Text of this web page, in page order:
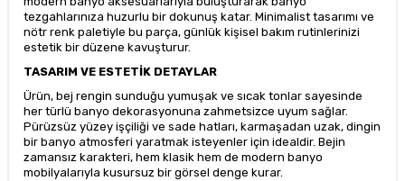
tezgahlarınıza huzurlu bir dokunuş katar. Minimalist tasarımı ve
nötr renk paletiyle bu parça, günlük kişisel bakım rutinlerinizi
estetik bir düzene kavuşturur.
TASARIM VE ESTETİK DETAYLAR
Ürün, bej rengin sunduğu yumuşak ve sıcak tonlar sayesinde
her türlü banyo dekorasyonuna zahmetsizce uyum sağlar.
Pürüzsüz yüzey işçiliği ve sade hatları, karmaşadan uzak, dingin
bir banyo atmosferi yaratmak isteyenler için idealdir. Bejin
zamansız karakteri, hem klasik hem de modern banyo
mobilyalarıyla kusursuz bir görsel denge kurar.